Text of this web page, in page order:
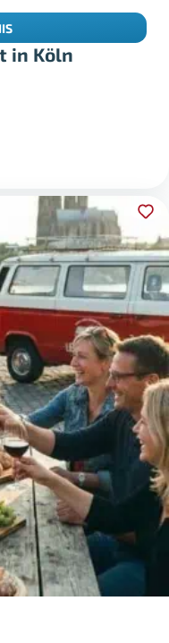
in Köln